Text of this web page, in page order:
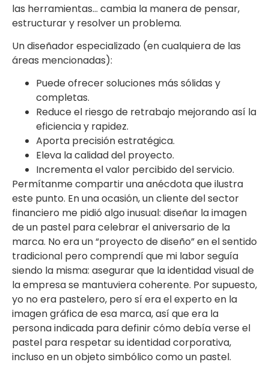
las herramientas… cambia la manera de pensar,
estructurar y resolver un problema.
Un diseñador especializado (en cualquiera de las
áreas mencionadas):
Puede ofrecer soluciones más sólidas y
completas.
Reduce el riesgo de retrabajo mejorando así la
eficiencia y rapidez.
Aporta precisión estratégica.
Eleva la calidad del proyecto.
Incrementa el valor percibido del servicio.
Permítanme compartir una anécdota que ilustra
este punto. En una ocasión, un cliente del sector
financiero me pidió algo inusual: diseñar la imagen
de un pastel para celebrar el aniversario de la
marca. No era un “proyecto de diseño” en el sentido
tradicional pero comprendí que mi labor seguía
siendo la misma: asegurar que la identidad visual de
la empresa se mantuviera coherente. Por supuesto,
yo no era pastelero, pero sí era el experto en la
imagen gráfica de esa marca, así que era la
persona indicada para definir cómo debía verse el
pastel para respetar su identidad corporativa,
incluso en un objeto simbólico como un pastel.